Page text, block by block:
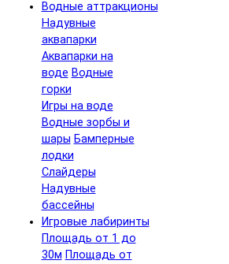
Водные аттракционы
Надувные
аквапарки
Аквапарки на
воде Водные
горки
Игры на воде
Водные зорбы и
шары Бамперные
лодки
Слайдеры
Надувные
бассейны
Игровые лабиринты
Площадь от 1 до
30м Площадь от